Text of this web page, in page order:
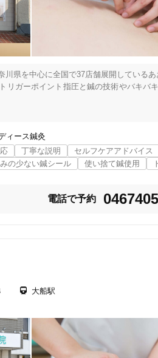
県を中心に全国で37店舗展開しているあ
リガーポイント指圧と鍼の技術やバキバ
ィース鍼灸
丁寧な説明 セルフケアアドバイス
の少ない鍼シール 使い捨て鍼使用
電話で予約
大船駅